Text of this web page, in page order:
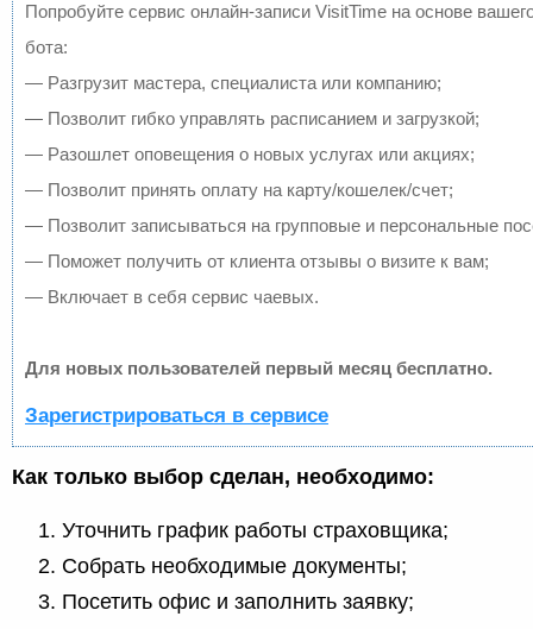
Попробуйте сервис онлайн-записи VisitTime на основе
бота:
— Разгрузит мастера, специалиста или компанию;
— Позволит гибко управлять расписанием и загрузкой;
— Разошлет оповещения о новых услугах или акциях;
— Позволит принять оплату на карту/кошелек/счет;
— Позволит записываться на групповые и персональные
— Поможет получить от клиента отзывы о визите к вам;
— Включает в себя сервис чаевых.
Для новых пользователей первый месяц бесплатно.
Зарегистрироваться в сервисе
Как только выбор сделан, необходимо:
Уточнить график работы страховщика;
Собрать необходимые документы;
Посетить офис и заполнить заявку;